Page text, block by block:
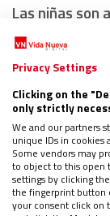
Las niñas son
los 9 años
niños son
y su
entrenador,
Pese a la
menores,no
actualidad
Privacy Settings
Clicking on the
only strictly
We and our partners
unique IDs in cookies
Some vendors may
to object to this open
settings by clicking
the fingerprint button
your consent click